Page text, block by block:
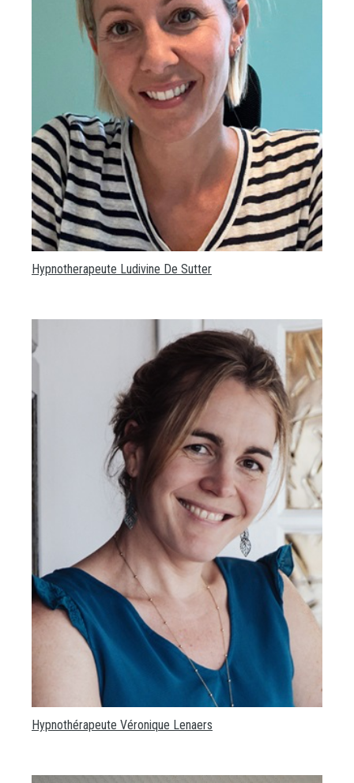
Hypnotherapeute Ludivine De Sutter
Hypnothérapeute Véronique Lenaers